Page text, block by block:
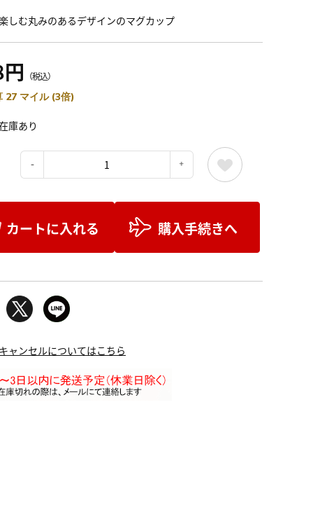
しむ丸みのあるデザインのマグカップ
（税込）
27 マイル (3倍)
庫あり
カートに入れる 購入手続きへ
ャンセルについてはこちら